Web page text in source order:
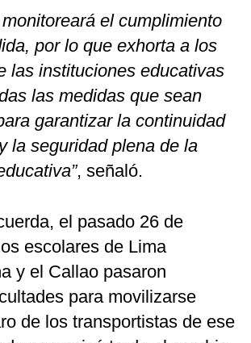
el cumplimiento
por lo que exhorta a los
las instituciones educativas
las medidas que sean
garantizar la continuidad
la seguridad plena de la
, señaló.
el pasado 26 de
escolares de Lima
y el Callao pasaron
para movilizarse
de los transportistas de ese